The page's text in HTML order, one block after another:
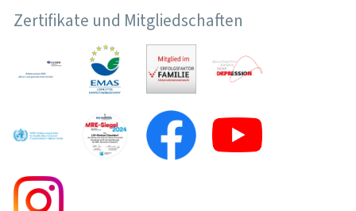
Zertifikate und Mitgliedschaften